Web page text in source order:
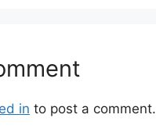
in to post a comment.